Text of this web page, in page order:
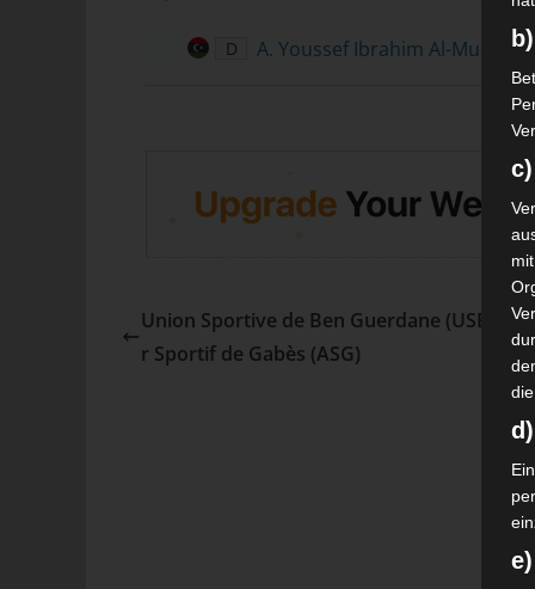
D A. Youssef Ibrahim Al-Musrati
Union Sportive de Ben Guerdane (USBG) –
r Sportif de Gabès (ASG)